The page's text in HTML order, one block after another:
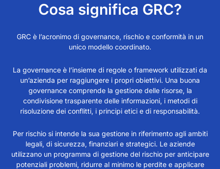
Cosa significa GRC?
GRC è l’acronimo di governance, rischio e conformità in un
unico modello coordinato.
La governance è l’insieme di regole o framework utilizzati da
un’azienda per raggiungere i propri obiettivi. Una buona
governance comprende la gestione delle risorse, la
condivisione trasparente delle informazioni, i metodi di
risoluzione dei conflitti, i principi etici e di responsabilità.
Per rischio si intende la sua gestione in riferimento agli ambiti
legali, di sicurezza, finanziari e strategici. Le aziende
utilizzano un programma di gestione del rischio per anticipare
potenziali problemi, ridurre al minimo le perdite e applicare